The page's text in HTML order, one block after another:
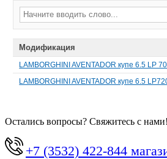
Модификация
LAMBORGHINI AVENTADOR купе 6.5 LP
LAMBORGHINI AVENTADOR купе 6.5
Остались вопросы? Свяжитесь с нами!
+7 (3532) 422-844